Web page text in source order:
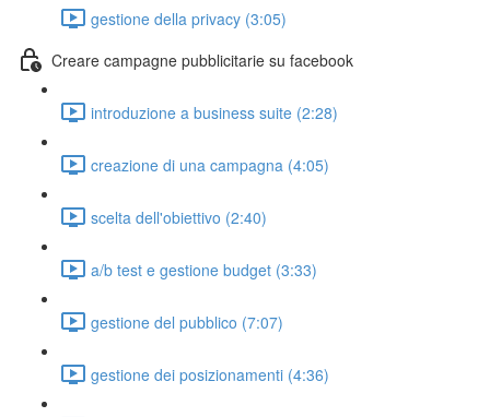
gestione della privacy (3:05)
Creare campagne pubblicitarie su facebook
introduzione a business suite (2:28)
creazione di una campagna (4:05)
scelta dell'obiettivo (2:40)
a/b test e gestione budget (3:33)
gestione del pubblico (7:07)
gestione dei posizionamenti (4:36)